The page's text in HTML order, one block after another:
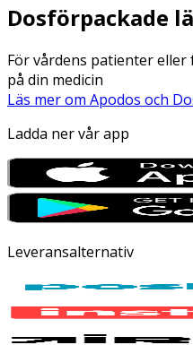
Dosförpackade
För vårdens patienter
på din medicin
Läs mer om Apodos och
Ladda ner vår app
Leveransalternativ